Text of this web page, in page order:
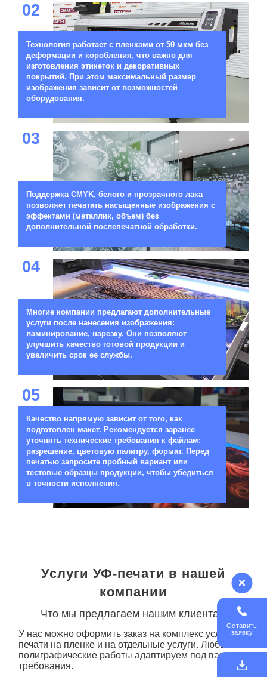
02
Технология работает с пленками от 50 мкм без
деформации и коробления, что важно для
изготовления этикеток и декоративных
покрытий. При этом максимальный размер
изображения зависит от возможностей
оборудования.
03
Поддержка CMYK, белого и прозрачного лака
позволяет печатать насыщенные изображения с
эффектами (металлик, объем) без
дополнительной послепечатной обработки.
04
Многие компании предлагают дополнительные
услуги после нанесения изображения:
ламинирование, нарезку. Они позволяют
улучшить качество готовой продукции и
увеличить срок ее службы.
05
Качество напрямую зависит от того, как
подготовлен макет. Рекомендуется заранее
уточнять технические требования к файлам:
разрешение, цветовую палитру, формат. Перед
печатью запросите пробный вариант или
тестовые образцы продукции, чтобы убедиться
в точности исполнения.
Услуги УФ-печати в нашей
компании
Что мы предлагаем нашим клиентам
У нас можно оформить заказ на комплекс услуг по
печати на пленкеи на отдельные услуги. Любые
полиграфические работы адаптируем под ваши
требования.
Оставить
заявку